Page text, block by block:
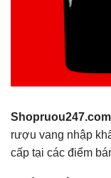
Shopruou247.com
rượu vang nhập
cấp tại các điểm